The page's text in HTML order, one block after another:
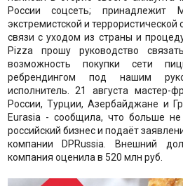
России соцсеть; принадлежит
экстремистской и террористической
связи с уходом из страны и
Pizza прошу руководство
возможность покупки сети
ребрендингом под нашим
исполнитель. 21 августа мастер-
России, Турции, Азербайджане и
Eurasia - сообщила, что больше
российский бизнес и подаёт
компании DPRussia. Внешний
компания оценила в 520 млн руб.